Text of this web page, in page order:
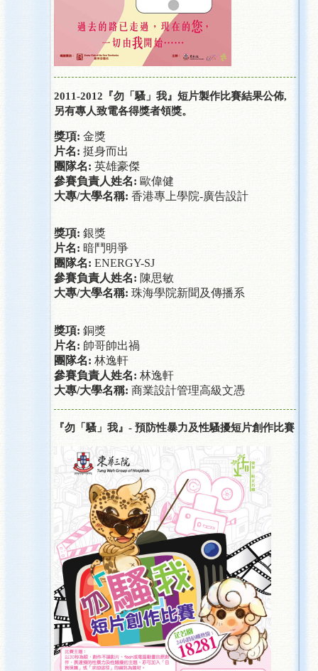
2011-2012『勿「騷」我』短片製作比賽結果公佈,
另有專人致電各得獎者領獎。
獎項: 金獎
片名: 挺身而出
團隊名: 英雄豪傑
參賽負責人姓名: 歐偉健
大專/大學名稱: 香港專上學院-廣告設計
獎項: 銀獎
片名: 暗鬥明爭
團隊名: ENERGY-SJ
參賽負責人姓名: 陳思敏
大專/大學名稱: 珠海學院新聞及傳播系
獎項: 銅獎
片名: 帥哥帥出禍
團隊名: 林逸軒
參賽負責人姓名: 林逸軒
大專/大學名稱: 商業設計管理高級文憑
『勿「騷」我』- 預防性暴力及性騷擾短片創作比賽